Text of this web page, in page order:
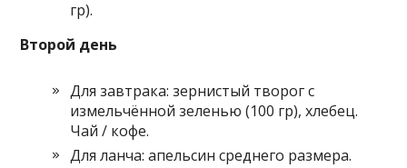
гр).
Второй день
Для завтрака: зернистый творог с
измельчённой зеленью (100 гр), хлебец.
Чай / кофе.
Для ланча: апельсин среднего размера.